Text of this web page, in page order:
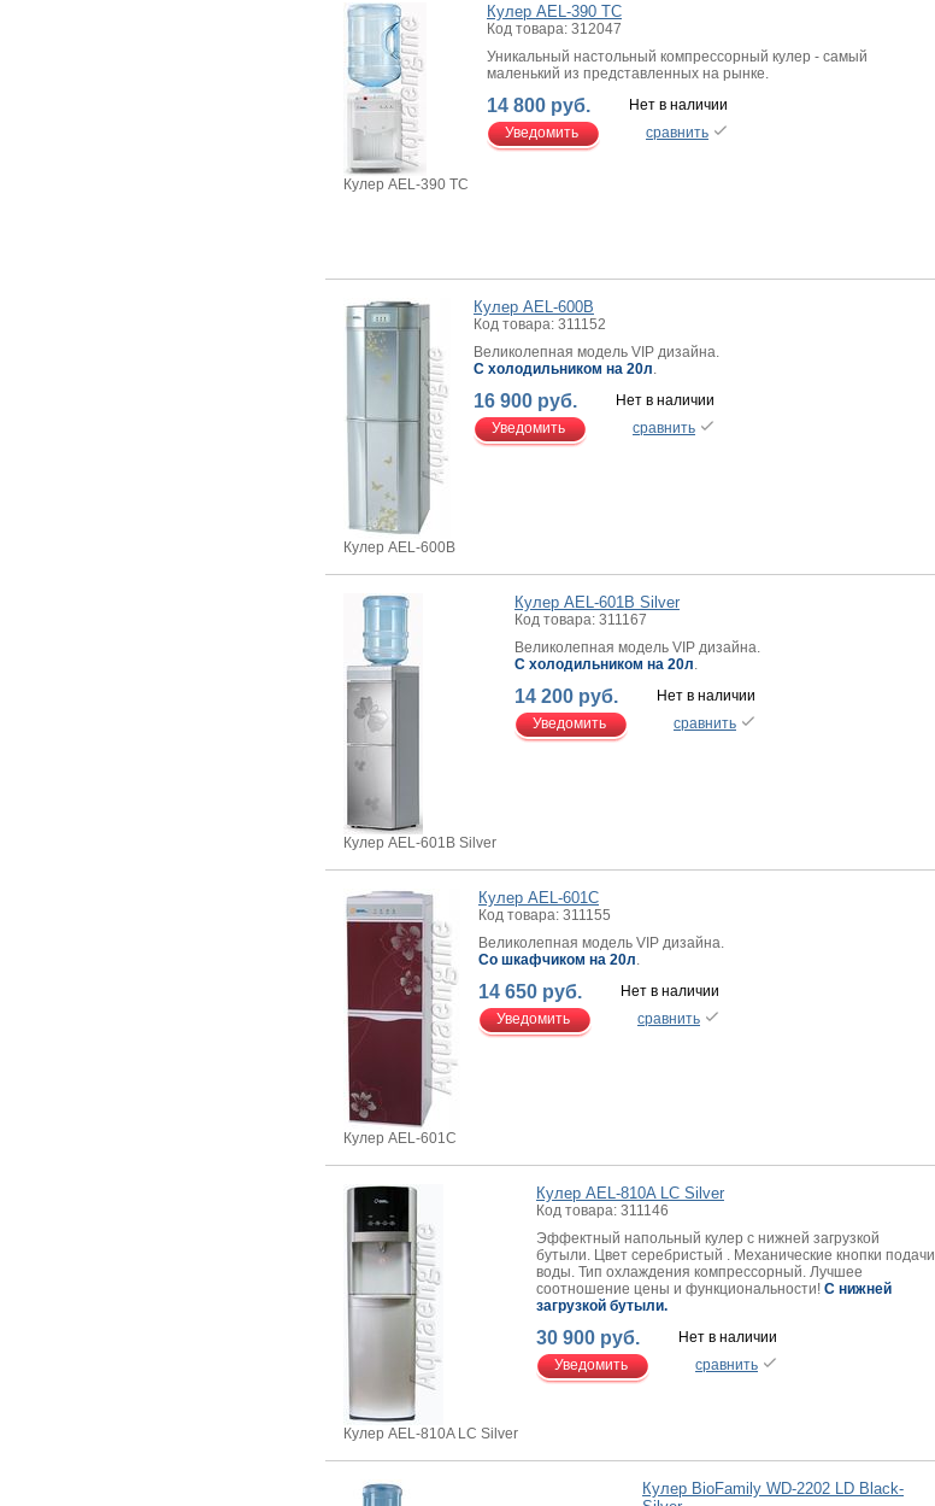
Кулер AEL-390 TC
Кулер AEL-390 TC
Код товара: 312047
Уникальный настольный компрессорный кулер - самый
маленький из представленных на рынке.
Нет в наличии
14 800 руб.
сравнить
Уведомить
Кулер AEL-600B
Кулер AEL-600B
Код товара: 311152
Великолепная модель VIP дизайна.
С холодильником на 20л
Нет в наличии
16 900 руб.
сравнить
Уведомить
Кулер AEL-601B Silver
Кулер AEL-601B Silver
Код товара: 311167
Великолепная модель VIP дизайна.
С холодильником на 20л
Нет в наличии
14 200 руб.
сравнить
Уведомить
Кулер AEL-601C
Кулер AEL-601C
Код товара: 311155
Великолепная модель VIP дизайна.
Со шкафчиком на 20л
Нет в наличии
14 650 руб.
сравнить
Уведомить
Кулер AEL-810A LC Silver
Кулер AEL-810A LC Silver
Код товара: 311146
Эффектный напольный кулер с нижней загрузкой
бутыли. Цвет серебристый . Механические кнопки подачи
воды. Тип охлаждения компрессорный. Лучшее
соотношение цены и функциональности! C нижней
загрузкой бутыли.
Нет в наличии
30 900 руб.
сравнить
Уведомить
Кулер BioFamily WD-2202 LD Black-